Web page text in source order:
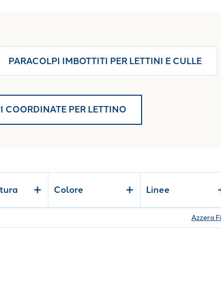
PARACOLPI IMBOTTITI PER LETTINI E CULLE
COORDINATE PER LETTINO
Colore Linee
Azzera